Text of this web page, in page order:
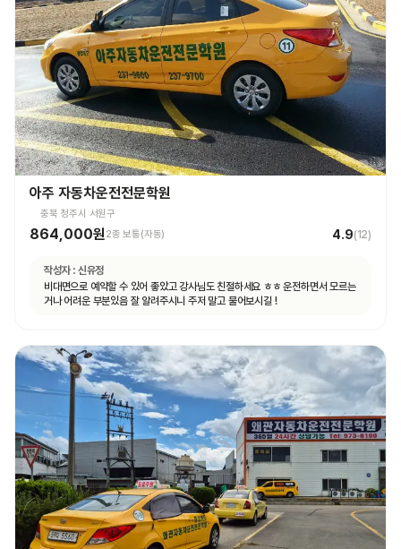
아주 자동차운전전문학원
충북 청주시 서원구
864,000원2종 보통(자동) 4.9(12)
작성자 : 신유정
비대면으로 예약할 수 있어 좋았고 강사님도 친절하세요 ㅎㅎ 운전하면서 모르는
거나 어려운 부분있음 잘 알려주시니 주저 말고 물어보시길 !